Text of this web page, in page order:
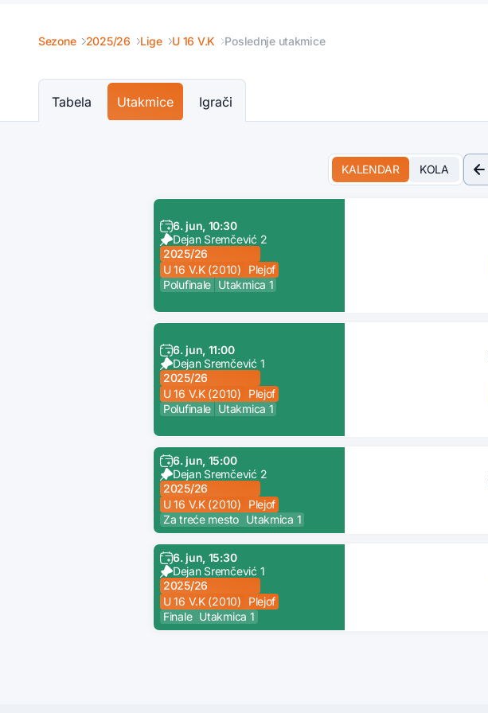
Sezone 2025/26 Lige U 16 V.K Poslednje utakmice
Tabela Utakmice Igrači
KALENDAR KOLA
6. jun, 10:30
Dejan Sremčević 2
2025/26
U 16 V.K (2010)
Plejof
Polufinale Utakmica 1
6. jun, 11:00
Dejan Sremčević 1
2025/26
U 16 V.K (2010)
Plejof
Polufinale Utakmica 1
6. jun, 15:00
Dejan Sremčević 2
2025/26
U 16 V.K (2010)
Plejof
Za treće mesto Utakmica 1
6. jun, 15:30
Dejan Sremčević 1
2025/26
U 16 V.K (2010)
Plejof
Finale Utakmica 1